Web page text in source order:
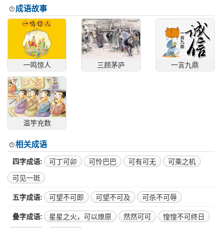
成语故事
一鸣惊人 三顾茅庐 一言九鼎
滥竽充数
相关成语
四字成语 可丁可卯 可怜巴巴 可有可无
可乘之机
可见一斑
五字成语 可望不可即 可望不可及 可杀不可辱
叠字成语 星星之火，可以燎原 然然可可 惶惶不可终日